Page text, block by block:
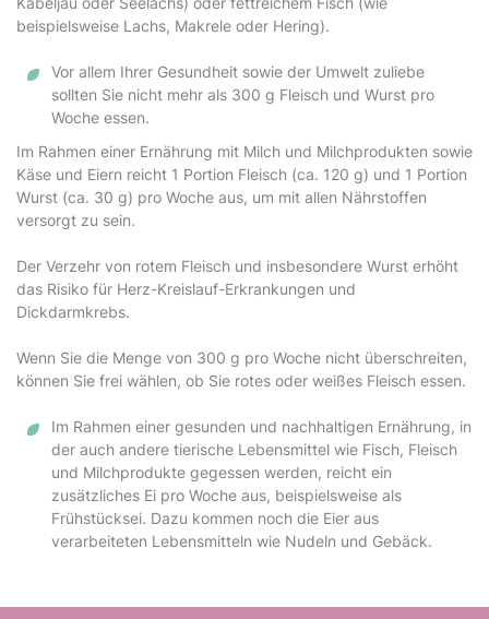
beispielsweise Lachs, Makrele oder Hering).
Vor allem Ihrer Gesundheit sowie der Umwelt zuliebe
sollten Sie nicht mehr als 300 g Fleisch und Wurst pro
Woche essen.
Im Rahmen einer Ernährung mit Milch und Milchprodukten sowie
Käse und Eiern reicht 1 Portion Fleisch (ca. 120 g) und 1 Portion
Wurst (ca. 30 g) pro Woche aus, um mit allen Nährstoffen
versorgt zu sein.
Der Verzehr von rotem Fleisch und insbesondere Wurst erhöht
das Risiko für Herz-Kreislauf-Erkrankungen und
Dickdarmkrebs.
Wenn Sie die Menge von 300 g pro Woche nicht überschreiten,
können Sie frei wählen, ob Sie rotes oder weißes Fleisch essen.
Im Rahmen einer gesunden und nachhaltigen Ernährung, in
der auch andere tierische Lebensmittel wie Fisch, Fleisch
und Milchprodukte gegessen werden, reicht ein
zusätzliches Ei pro Woche aus, beispielsweise als
Frühstücksei. Dazu kommen noch die Eier aus
verarbeiteten Lebensmitteln wie Nudeln und Gebäck.